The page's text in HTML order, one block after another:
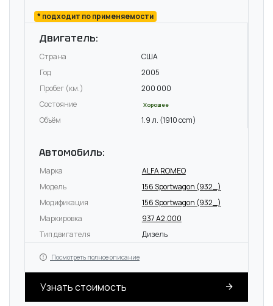
* подходит по применяемости
Двигатель:
Страна
США
Год
2005
Пробег (км.)
200 000
Состояние
Хорошее
Объём 1.9 л. (1910 ccm)
Автомобиль:
Марка
ALFA ROMEO
Модель
156 Sportwagon (932_)
Модификация
156 Sportwagon (932_)
Маркировка
937 A2.000
Тип двигателя
Дизель
Посмотреть полное описание
Узнать стоимость